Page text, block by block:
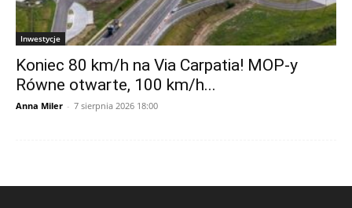
Inwestycje
Koniec 80 km/h na Via Carpatia! MOP-y
Równe otwarte, 100 km/h...
Anna Miler - 7 sierpnia 2026 18:00